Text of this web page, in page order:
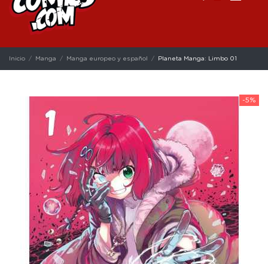
Inicio Manga Manga europeo y español Planeta Manga: Limbo 01
-5%